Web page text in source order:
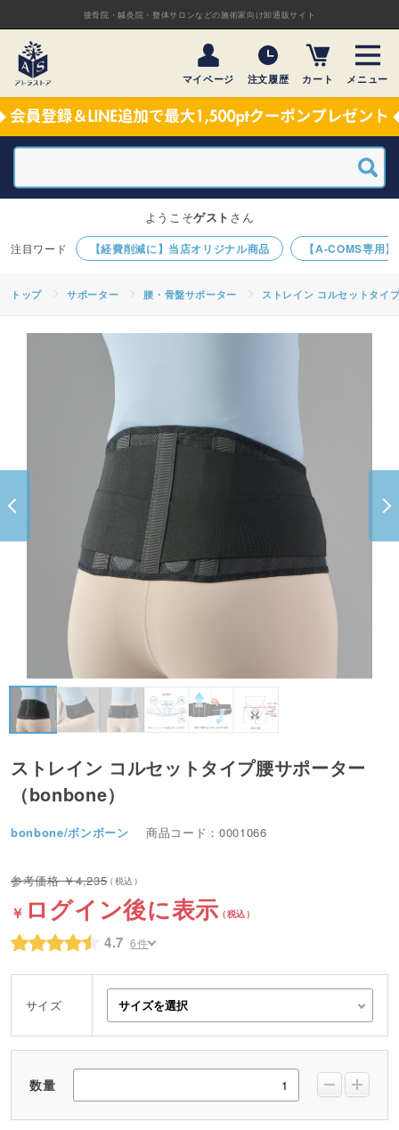
接骨院・鍼灸院・整体サロンなどの施術家向け卸通販サイト
マイページ 注文履歴 カート メニュー
【経費削減に】当店オリジナル商品 【A-COMS専用
ようこそゲスト さん
トップ サポーター 腰・骨盤サポーター ストレイン コルセットタイ
ストレイン コルセットタイプ腰サポーター
（bonbone）
bonbone/ボンボーン 商品コード：0001066
4,235
ログイン後に表示
4.7 6件
サイズ
数量